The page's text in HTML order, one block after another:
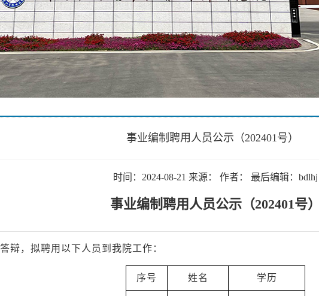
事业编制聘用人员公示（202401号）
时间：2024-08-21 来源： 作者： 最后编辑：bdlhj
事业编制聘用人员公示（202401号）
辩，拟聘用以下人员到我院工作：
序号 姓名 学历